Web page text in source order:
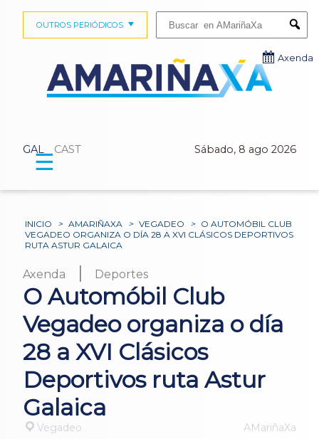
GAL CAST Sábado, 8 ago 2026
OUTROS PERIÓDICOS
Axenda
☰
INICIO > AMARIÑAXA > VEGADEO > O AUTOMÓBIL CLUB
VEGADEO ORGANIZA O DÍA 28 A XVI CLÁSICOS DEPORTIVOS
RUTA ASTUR GALAICA
Axenda | Deportes
O Automóbil Club
Vegadeo organiza o día
28 a XVI Clásicos
Deportivos ruta Astur
Galaica
Vegadeo AMariñaXa